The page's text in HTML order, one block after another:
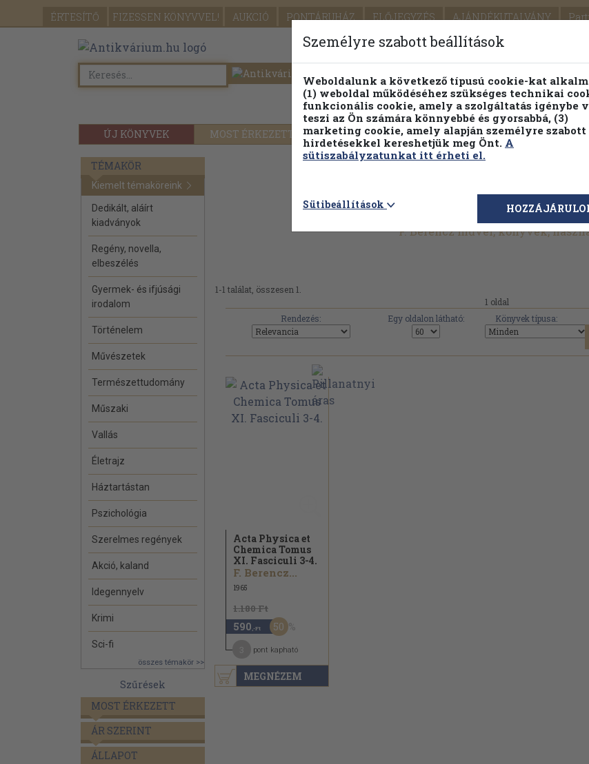
ÉRTESÍTŐ FIZESSEN KÖNYVVEL! AUKCIÓ PONTÁRUHÁZ ELŐJEGYZÉS AJÁNDÉKUTALVÁNY
ÚJ KÖNYVEK MOST ÉRKEZETT PILLANATNYI ÁRAINK FENNTARTHATÓ
Részletes kereső Témaköri fa
TÉMAKÖR
Kiemelt témaköreink
Dedikált, aláírt
kiadványok
Regény, novella,
elbeszélés
Gyermek- és ifjúsági
irodalom
Történelem
Művészetek
Természettudomány
Műszaki
Vallás
Életrajz
Háztartástan
Pszichológia
Szerelmes regények
Akció, kaland
Idegennyelv
Krimi
Sci-fi
összes témakör >>
Szűrések
MOST ÉRKEZETT
ÁR SZERINT
ÁLLAPOT
F. Berencz művei, könyvek,
1-1 találat, összesen 1.
1 oldal
Rendezés:
Egy oldalon látható: Könyvek típusa:
MEGNÉZEM
Acta Physica et
Chemica Tomus
XI. Fasciculi 3-4.
F. Berencz...
1965
1.180 Ft
590 ,-Ft 50
pont kapható
Személyre szabott beállítások
Weboldalunk a következő típusú cookie-kat
(1) weboldal működéséhez szükséges technikai
funkcionális cookie, amely a szolgáltatás igénybe
teszi az Ön számára könnyebbé és gyorsabbá, (3)
marketing cookie, amely alapján személyre szabott
hirdetésekkel kereshetjük meg Önt. A
sütiszabályzatunkat itt érheti el.
Sütibeállítások